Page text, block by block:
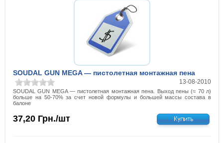
SOUDAL GUN MEGA — пистолетная монтажная пена
13-08-2010
SOUDAL GUN MEGA — пистолетная монтажная пена. Выход пены (≈ 70 л)
больше на 50-70% за счет новой формулы и большей массы состава в
балоне
37,20 Грн./шт